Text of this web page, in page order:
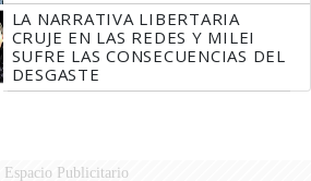
LA NARRATIVA LIBERTARIA
CRUJE EN LAS REDES Y MILEI
SUFRE LAS CONSECUENCIAS DEL
DESGASTE
Espacio Publicitario